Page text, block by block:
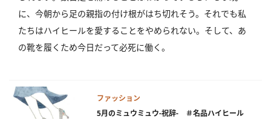
に、今朝から足の親指の付け根がはち切れそう。それでも私
たちはハイヒールを愛することをやめられない。そして、あ
の靴を履くため今日だって必死に働く。
ファッション
5月のミュウミュウ-祝辞- ＃名品ハイヒール